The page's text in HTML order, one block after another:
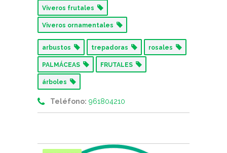
Viveros frutales
Viveros ornamentales
arbustos trepadoras rosales
PALMÁCEAS FRUTALES
árboles
Teléfono: 961804210